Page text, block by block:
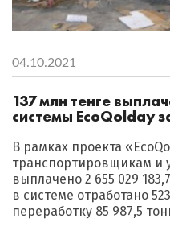
04.10.2021
137 млн тенге
системы EcoQolday
В рамках проекта
транспортировщикам и
выплачено 2 655 029
в системе отработано
переработку 85 987,5